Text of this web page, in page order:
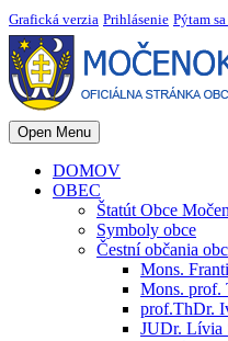
Grafická verzia Prihlásenie Pýtam
Open Menu
DOMOV
OBEC
Štatút Obce
Symboly obce
Čestní občania
Mons.
Mons. prof.
prof.ThDr.
JUDr. Lívia